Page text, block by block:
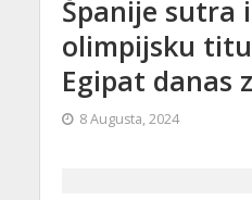
Španije sutra
olimpijsku
Egipat danas
8 Augusta, 2024